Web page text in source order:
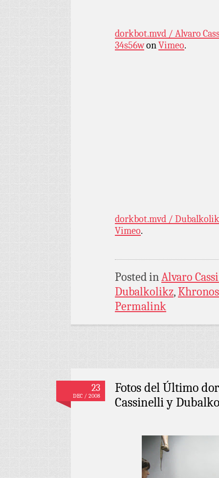
dorkbot.mvd / Alvaro
34s56wonVimeo.
dorkbot.mvd /
Vimeo.
Posted inAlvaro
Dubalkolikz,
Permalink
23
DEC / 2008
Fotos del Último
Cassinelli y